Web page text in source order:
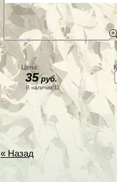
Цена:
35руб.
В наличии:11
« Назад